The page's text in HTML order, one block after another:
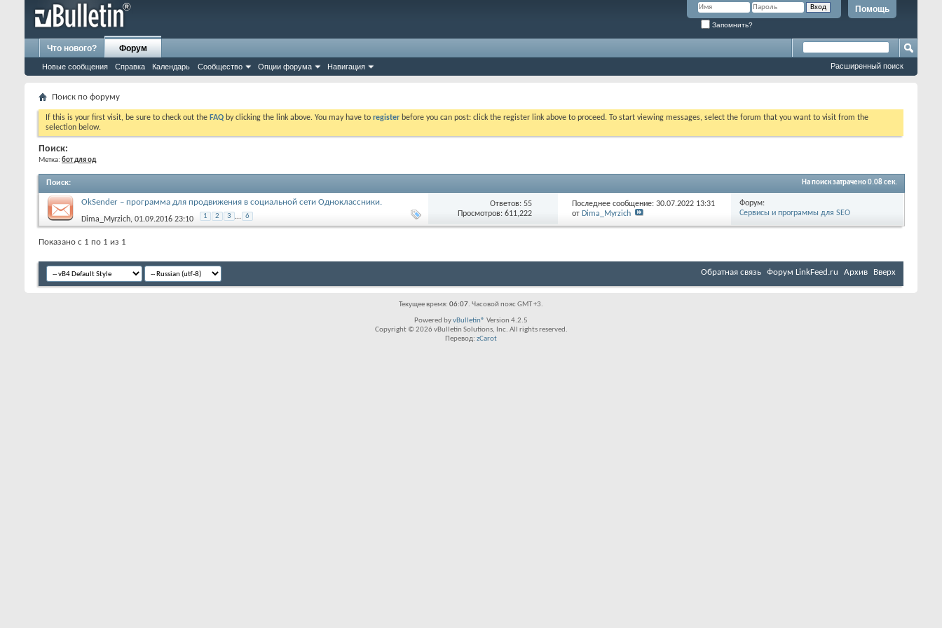
Помощь
Запомнить?
Что нового? Форум
Новые сообщения Справка Календарь Сообщество Опции форума Навигация Расширенный поиск
Поиск по форуму
If this is your first visit, be sure to check out the FAQ by clicking the link above. You may have to register before you can post: click the register link above to proceed. To start viewing messages, select the forum that you want to visit from the
selection below.
Поиск:
Метка: бот для од
Поиск: На поиск затрачено0.08сек.
OkSender – программа для продвижения в социальной сети Одноклассники.
Dima_Myrzich, 01.09.2016 23:10 1 2 3 ... 6
Ответов: 55
Просмотров: 611,222
Последнее сообщение: 30.07.2022 13:31
отDima_Myrzich
Форум:
Сервисы и программы для SEO
Показано с 1 по 1 из 1
Обратная связь Форум LinkFeed.ru Архив Вверх
Текущее время: 06:07. Часовой пояс GMT +3.
Powered byvBulletin® Version 4.2.5
Copyright © 2026 vBulletin Solutions, Inc. All rights reserved.
Перевод: zCarot